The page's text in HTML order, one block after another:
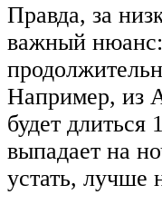
Правда, за
важный
Например, из
будет длиться
выпадает на
устать, лучше